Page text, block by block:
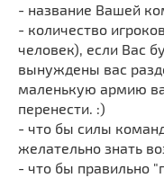
- название Вашей
- количество
человек), если Вас
вынуждены вас
маленькую армию
перенести. :)
- что бы силы
желательно знать
- что бы правильно